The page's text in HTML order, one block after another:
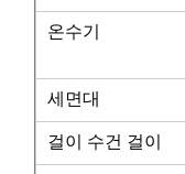
온수기
세면대
걸이 수건 걸이